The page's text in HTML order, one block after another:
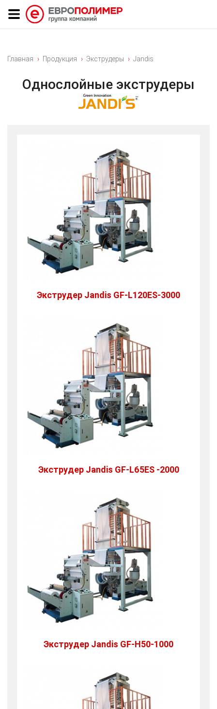
Главная Продукция Экструдеры Jandis
Однослойные экструдеры
Экструдер Jandis GF-L120ES-3000
Экструдер Jandis GF-L65ES -2000
Экструдер Jandis GF-H50-1000